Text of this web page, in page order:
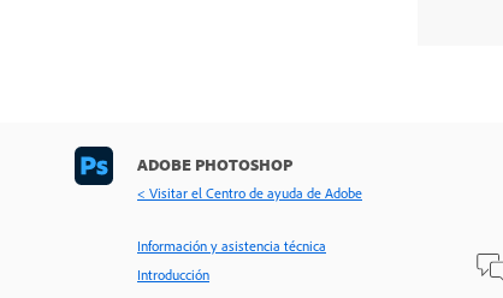
ADOBE PHOTOSHOP
< Visitar el Centro de ayuda de Adobe
Información y asistencia técnica
Introducción